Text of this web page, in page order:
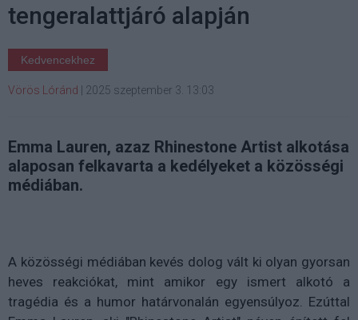
tengeralattjáró alapján
Kedvencekhez
Vörös Lóránd | 2025 szeptember 3. 13:03
Emma Lauren, azaz Rhinestone Artist alkotása
alaposan felkavarta a kedélyeket a közösségi
médiában.
A közösségi médiában kevés dolog vált ki olyan gyorsan
heves reakciókat, mint amikor egy ismert alkotó a
tragédia és a humor határvonalán egyensúlyoz. Ezúttal